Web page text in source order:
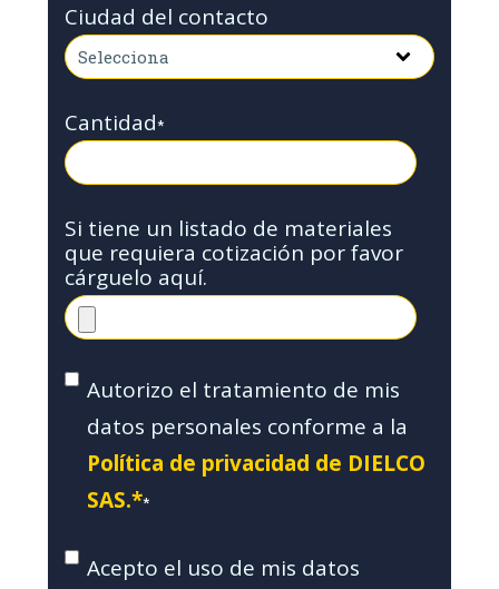
Ciudad del contacto
Cantidad*
Si tiene un listado de materiales
que requiera cotización por favor
cárguelo aquí.
Autorizo el tratamiento de mis
datos personales conforme a la
Política de privacidad de DIELCO
SAS.**
Acepto el uso de mis datos